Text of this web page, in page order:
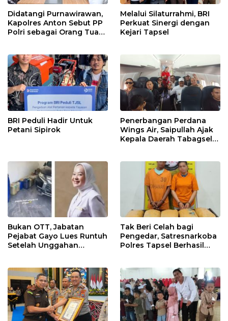
Didatangi Purnawirawan,
Kapolres Anton Sebut PP
Polri sebagai Orang Tua
Melalui Silaturrahmi, BRI
Perkuat Sinergi dengan
Kejari Tapsel
BRI Peduli Hadir Untuk
Petani Sipirok
Penerbangan Perdana
Wings Air, Saipullah Ajak
Kepala Daerah Tabagsel
Bukan OTT, Jabatan
Pejabat Gayo Lues Runtuh
Setelah Unggahan
Tak Beri Celah bagi
Pengedar, Satresnarkoba
Polres Tapsel Berhasil